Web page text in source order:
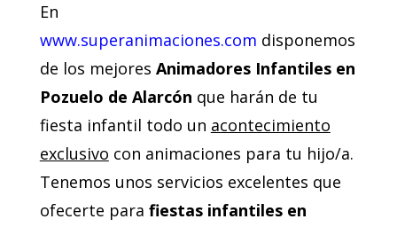
En
www.superanimaciones.com disponemos
de los mejores Animadores Infantiles en
Pozuelo de Alarcón que harán de tu
fiesta infantil todo un acontecimiento
exclusivo con animaciones para tu hijo/a.
Tenemos unos servicios excelentes que
ofecerte para fiestas infantiles en